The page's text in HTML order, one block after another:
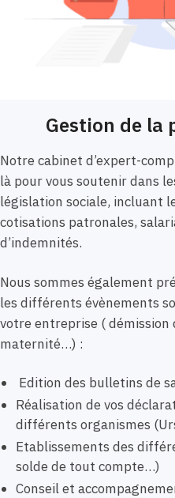
Gestion de la
Notre cabinet d’expert-
là pour vous soutenir dans
législation sociale, incluant
cotisations patronales,
d’indemnités.
Nous sommes également
les différents évènements
votre entreprise ( démission
maternité…) :
Edition des bulletins de
Réalisation de vos
différents organismes
Etablissements des
solde de tout compte…)
Conseil et